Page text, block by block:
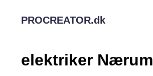
PROCREATOR.dk
elektriker Nærum